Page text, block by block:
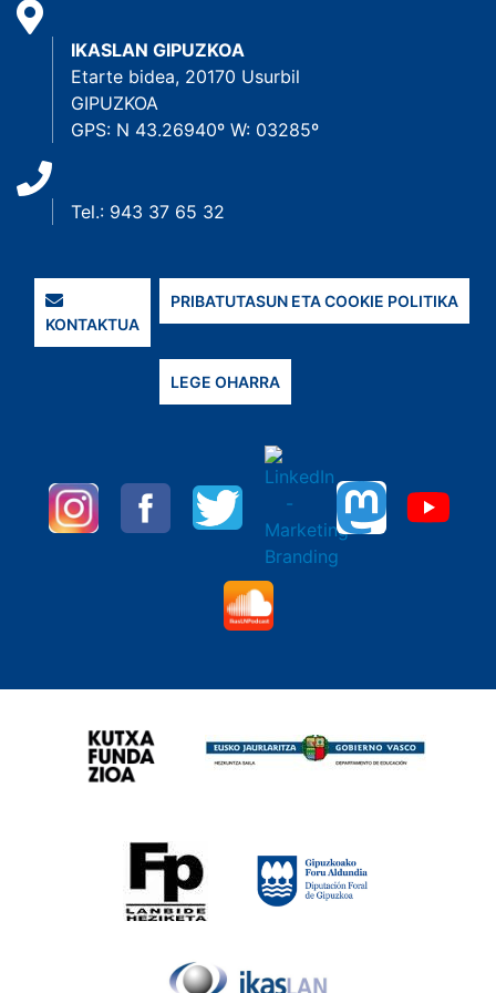
IKASLAN GIPUZKOA
Etarte bidea, 20170 Usurbil
GIPUZKOA
GPS: N 43.26940º W: 03285º
Tel.: 943 37 65 32
KONTAKTUA
PRIBATUTASUN ETA COOKIE POLITIKA
LEGE OHARRA